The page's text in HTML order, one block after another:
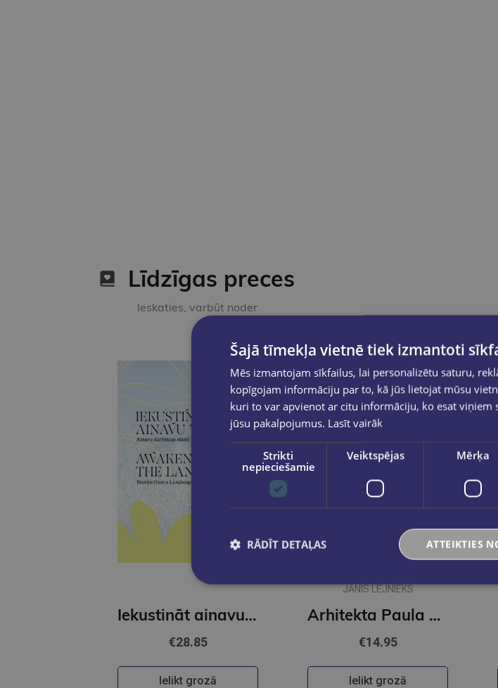
Līdzīgas preces
Ieskaties, varbūt noder
Iekustināt ainavu telpu. Ainavu darbnīcas stāsti
€28.85
Ielikt grozā
Pēdējais eks.
JĀNIS LEJNIEKS
Arhitekta Paula Mandelštama trešais stils
€14.95
Ielikt grozā
Šajā tīmekļa vietnē tiek izmantoti
Mēs izmantojam sīkfailus, lai personalizētu saturu,
kopīgojam informāciju par to, kā jūs lietojat mūsu
kuri to var apvienot ar citu informāciju, ko esat
jūsu pakalpojumus. Lasīt vairāk
Strikti
nepieciešamie
Veiktspējas Mērķa
ATTEIKTIES
RĀDĪT DETAĻAS